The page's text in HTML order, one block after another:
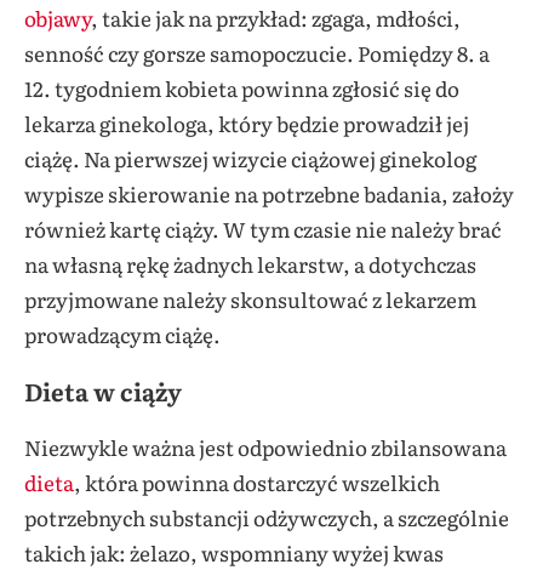
objawy, takie jak na przykład: zgaga, mdłości,
senność czy gorsze samopoczucie. Pomiędzy 8. a
12. tygodniem kobieta powinna zgłosić się do
lekarza ginekologa, który będzie prowadził jej
ciążę. Na pierwszej wizycie ciążowej ginekolog
wypisze skierowanie na potrzebne badania, założy
również kartę ciąży. W tym czasie nie należy brać
na własną rękę żadnych lekarstw, a dotychczas
przyjmowane należy skonsultować z lekarzem
prowadzącym ciążę.
Dieta w ciąży
Niezwykle ważna jest odpowiednio zbilansowana
dieta, która powinna dostarczyć wszelkich
potrzebnych substancji odżywczych, a szczególnie
takich jak: żelazo, wspomniany wyżej kwas